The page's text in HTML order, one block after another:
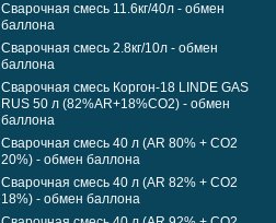
Сварочная смесь 11.6кг/40л - обмен
баллона
Сварочная смесь 2.8кг/10л - обмен
баллона
Сварочная смесь Коргон-18 LINDE GAS
RUS 50 л (82%AR+18%CO2) - обмен
баллона
Сварочная смесь 40 л (AR 80% + CO2
20%) - обмен баллона
Сварочная смесь 40 л (AR 82% + CO2
18%) - обмен баллона